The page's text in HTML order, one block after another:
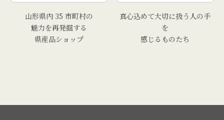
山形県内 35 市町村の
魅力を再発掘する
県産品ショップ
真心込めて大切に扱う人の手
を
感じるものたち